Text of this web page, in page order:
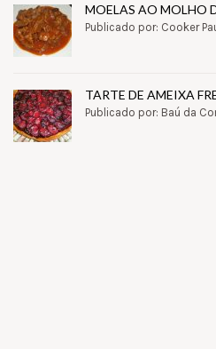
MOELAS AO MOLHO
Publicado por: Cooker
TARTE DE AMEIXA
Publicado por: Baú da